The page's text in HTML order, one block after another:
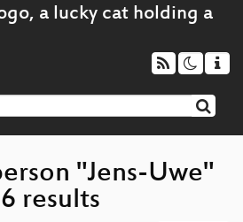
"Jens-Uwe"
results